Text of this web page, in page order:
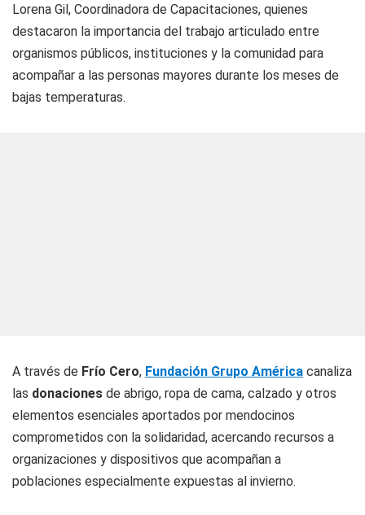
Lorena Gil, Coordinadora de Capacitaciones, quienes
destacaron la importancia del trabajo articulado entre
organismos públicos, instituciones y la comunidad para
acompañar a las personas mayores durante los meses de
bajas temperaturas.
A través de Frío Cero, Fundación Grupo América canaliza
las donaciones de abrigo, ropa de cama, calzado y otros
elementos esenciales aportados por mendocinos
comprometidos con la solidaridad, acercando recursos a
organizaciones y dispositivos que acompañan a
poblaciones especialmente expuestas al invierno.